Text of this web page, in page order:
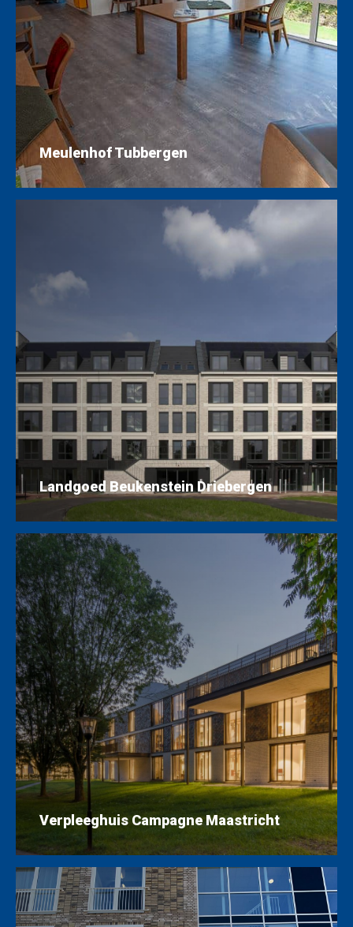
Meulenhof Tubbergen
Landgoed Beukenstein Driebergen
Verpleeghuis Campagne Maastricht